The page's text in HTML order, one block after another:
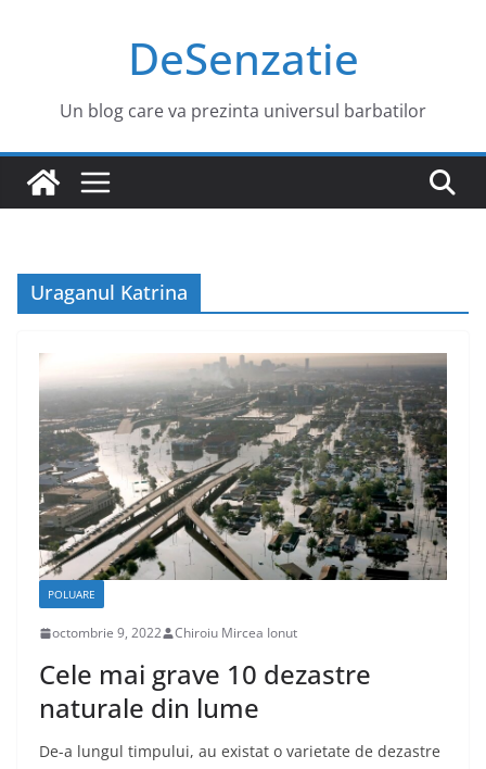
DeSenzatie
Un blog care va prezinta universul barbatilor
Uraganul Katrina
POLUARE
octombrie 9, 2022 Chiroiu Mircea Ionut
Cele mai grave 10 dezastre
naturale din lume
De-a lungul timpului, au existat o varietate de dezastre